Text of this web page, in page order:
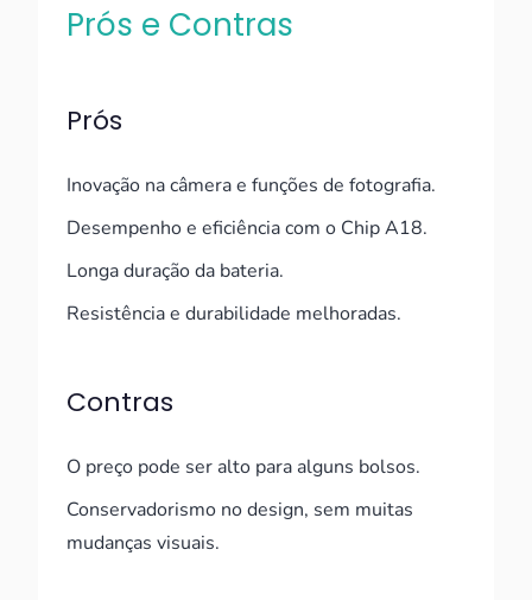
Prós e Contras
Prós
Inovação na câmera e funções de fotografia.
Desempenho e eficiência com o Chip A18.
Longa duração da bateria.
Resistência e durabilidade melhoradas.
Contras
O preço pode ser alto para alguns bolsos.
Conservadorismo no design, sem muitas
mudanças visuais.